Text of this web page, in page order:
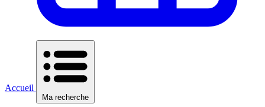
Accueil
Ma recherche